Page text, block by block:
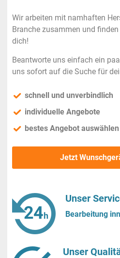
Wir arbeiten mit namhaften
Branche zusammen und
dich!
Beantworte uns einfach ein
uns sofort auf die Suche für
schnell und unverbindlich
individuelle Angebote
bestes Angebot auswählen
Jetzt
Unser
Bearbeitung
Unser